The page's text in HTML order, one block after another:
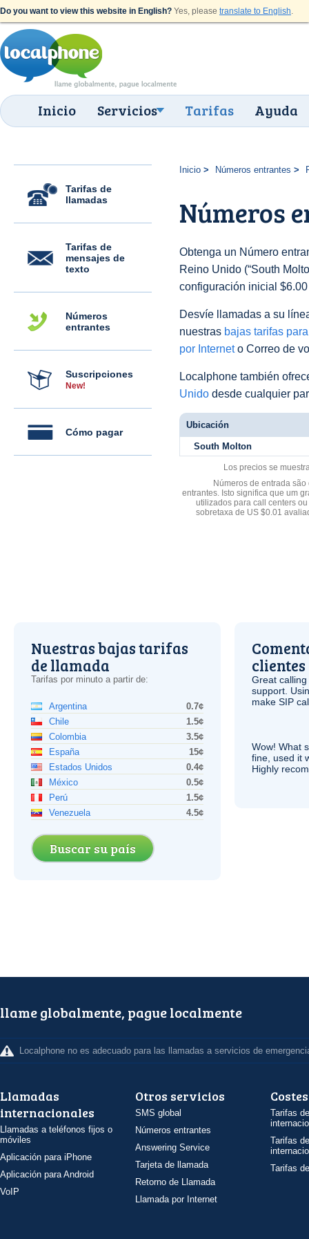
Do you want to view this website in English? Yes, please translate to English.
Inicio Servicios Tarifas Ayuda
Tarifas de
llamadas
Tarifas de
mensajes de
texto
Números
entrantes
Suscripciones
New!
Cómo pagar
Inicio Números entrantes
Números
Obtenga un Número
Reino Unido (“South
configuración inicial
Desvíe llamadas a su
nuestras bajas tarifas
por Interneto Correo de
Localphone también
Unido desde cualquier
Ubicación
South Molton
Los precios se
Números de entrada
entrantes. Isto significa que um
utilizados para call centers
sobretaxa de US $0.01
Nuestras bajas tarifas
de llamada
Tarifas por minuto a partir de:
Argentina
0.7¢
Chile
1.5¢
Colombia
3.5¢
España
15¢
Estados Unidos
0.4¢
México
0.5¢
Perú
1.5¢
Venezuela
4.5¢
Buscar su país
clientes
Great
support.
make SIP
Wow! What
fine, used it
Highly
llame globalmente, pague localmente
Localphone no es adecuado para las llamadas a servicios de
Llamadas
internacionales
Llamadas a teléfonos fijos o
móviles
Aplicación para iPhone
Aplicación para Android
VoIP
Otros servicios
SMS global
Números entrantes
Answering Service
Tarjeta de llamada
Retorno de Llamada
Llamada por Internet
Costes
Tarifas
Tarifas
Tarifas